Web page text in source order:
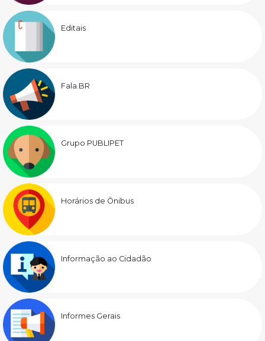
Editais
Fala.BR
Grupo PUBLIPET
Horários de Ônibus
Informação ao Cidadão
Informes Gerais